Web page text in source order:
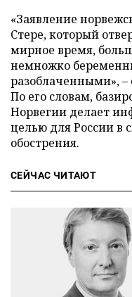
«Заявление
Стере, который
мирное время,
немножко
разоблаченными», –
По его словам,
Норвегии делает
целью для России в
обострения.
СЕЙЧАС ЧИТАЮТ